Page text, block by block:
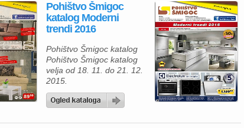
Pohištvo Šmigoc
katalog Moderni
trendi 2016
Pohištvo Šmigoc katalog
Pohištvo Šmigoc katalog
velja od 18. 11. do 21. 12.
2015.